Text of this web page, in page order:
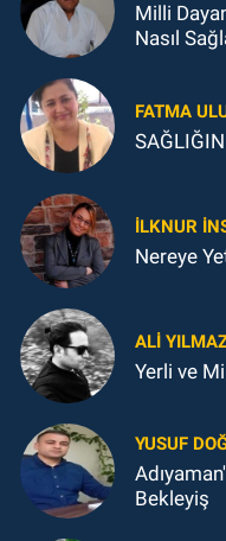
Milli
Nasıl
FATMA
İLKNUR
Nereye
ALI
Yerli ve
YUSUF
Bekleyiş